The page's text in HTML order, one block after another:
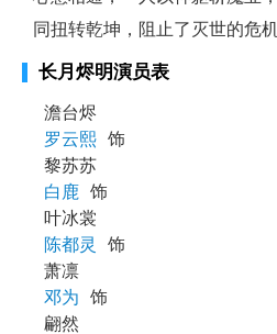
同扭转乾坤，阻止了灭世的危机
长月烬明演员表
澹台烬
罗云熙 饰
黎苏苏
白鹿 饰
叶冰裳
陈都灵 饰
萧凛
邓为 饰
翩然